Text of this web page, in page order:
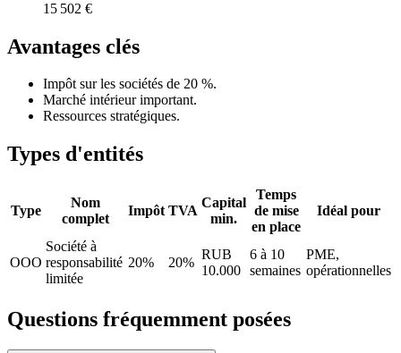
15 502 €
Avantages clés
Impôt sur les sociétés de 20 %.
Marché intérieur important.
Ressources stratégiques.
Types d'entités
Type
Nom
complet
Impôt TVA
Capital
min.
Temps
de mise
en place
Idéal pour
OOO
Société à
responsabilité
limitée
20% 20%
RUB
10.000
6 à 10
semaines
PME,
opérationnelles
Questions fréquemment posées